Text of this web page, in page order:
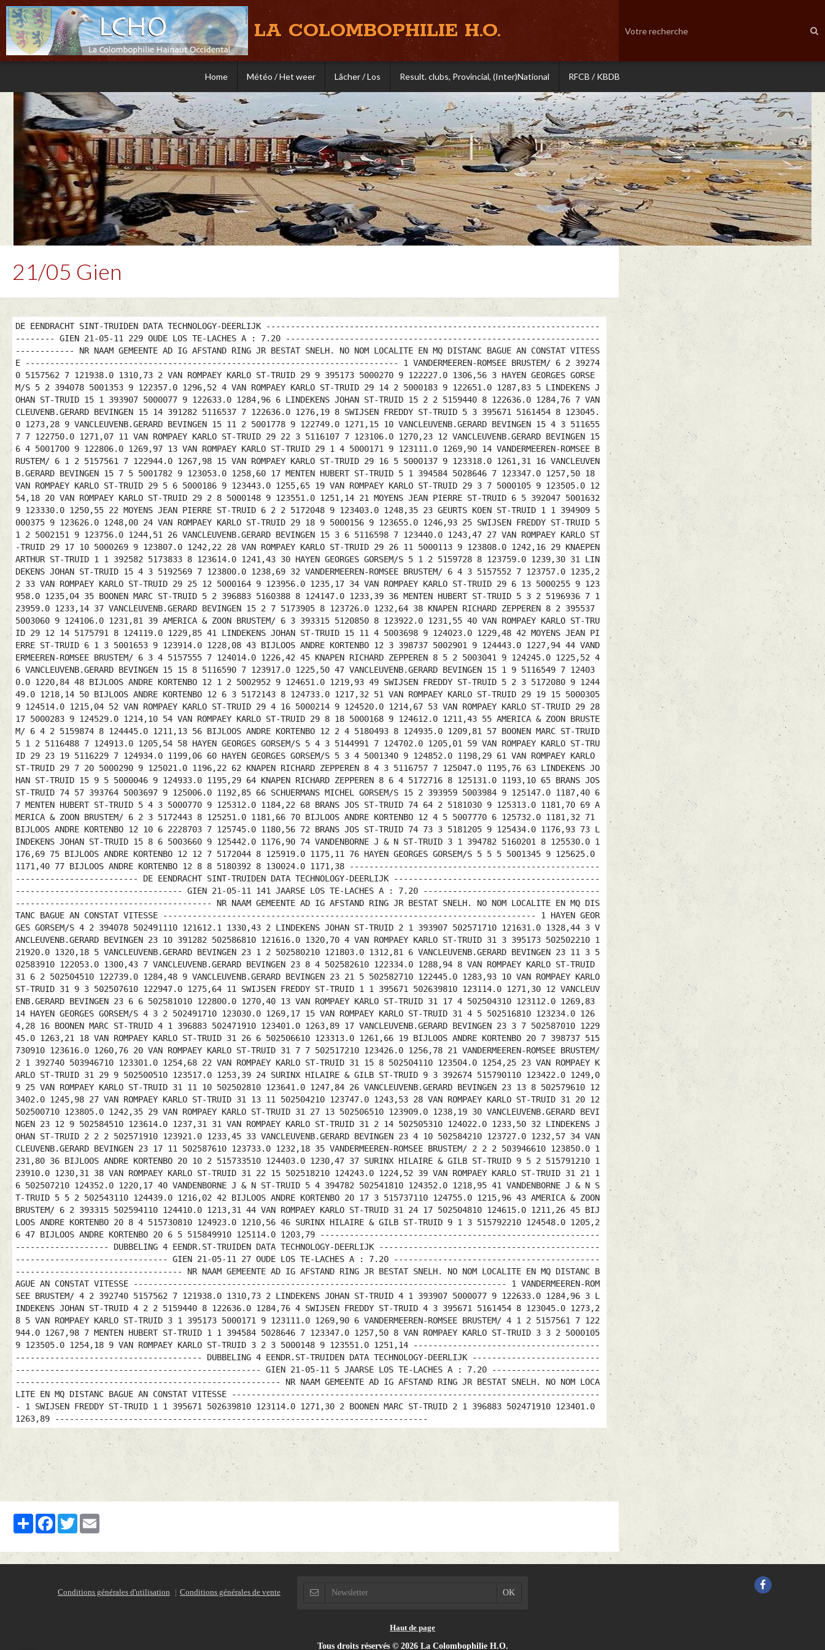
LA COLOMBOPHILIE H.O.
Home Météo / Het weer Lâcher / Los Result. clubs, Provincial, (Inter)National RFCB / KBDB
21/05 Gien
DE EENDRACHT SINT-TRUIDEN DATA TECHNOLOGY-DEERLIJK ---------------------------------------------------------------------------- GIEN 21-05-11 229 OUDE LOS TE-LACHES A : 7.20 ---------------------------------------------------------------------------- NR NAAM GEMEENTE AD IG AFSTAND RING JR BESTAT SNELH. NO NOM LOCALITE EN MQ DISTANC BAGUE AN CONSTAT VITESSE ---------------------------------------------------------------------------- 1 VANDERMEEREN-ROMSEE BRUSTEM/ 6 2 392740 5157562 7 121938.0 1310,73 2 VAN ROMPAEY KARLO ST-TRUID 29 9 395173 5000270 9 122227.0 1306,56 3 HAYEN GEORGES GORSEM/S 5 2 394078 5001353 9 122357.0 1296,52 4 VAN ROMPAEY KARLO ST-TRUID 29 14 2 5000183 9 122651.0 1287,83 5 LINDEKENS JOHAN ST-TRUID 15 1 393907 5000077 9 122633.0 1284,96 6 LINDEKENS JOHAN ST-TRUID 15 2 2 5159440 8 122636.0 1284,76 7 VANCLEUVENB.GERARD BEVINGEN 15 14 391282 5116537 7 122636.0 1276,19 8 SWIJSEN FREDDY ST-TRUID 5 3 395671 5161454 8 123045.0 1273,28 9 VANCLEUVENB.GERARD BEVINGEN 15 11 2 5001778 9 122749.0 1271,15 10 VANCLEUVENB.GERARD BEVINGEN 15 4 3 5116557 7 122750.0 1271,07 11 VAN ROMPAEY KARLO ST-TRUID 29 22 3 5116107 7 123106.0 1270,23 12 VANCLEUVENB.GERARD BEVINGEN 15 6 4 5001700 9 122806.0 1269,97 13 VAN ROMPAEY KARLO ST-TRUID 29 1 4 5000171 9 123111.0 1269,90 14 VANDERMEEREN-ROMSEE BRUSTEM/ 6 1 2 5157561 7 122944.0 1267,98 15 VAN ROMPAEY KARLO ST-TRUID 29 16 5 5000137 9 123318.0 1261,31 16 VANCLEUVENB.GERARD BEVINGEN 15 7 5 5001782 9 123053.0 1258,60 17 MENTEN HUBERT ST-TRUID 5 1 394584 5028646 7 123347.0 1257,50 18 VAN ROMPAEY KARLO ST-TRUID 29 5 6 5000186 9 123443.0 1255,65 19 VAN ROMPAEY KARLO ST-TRUID 29 3 7 5000105 9 123505.0 1254,18 20 VAN ROMPAEY KARLO ST-TRUID 29 2 8 5000148 9 123551.0 1251,14 21 MOYENS JEAN PIERRE ST-TRUID 6 5 392047 5001632 9 123330.0 1250,55 22 MOYENS JEAN PIERRE ST-TRUID 6 2 2 5172048 9 123403.0 1248,35 23 GEURTS KOEN ST-TRUID 1 1 394909 5000375 9 123626.0 1248,00 24 VAN ROMPAEY KARLO ST-TRUID 29 18 9 5000156 9 123655.0 1246,93 25 SWIJSEN FREDDY ST-TRUID 5 1 2 5002151 9 123756.0 1244,51 26 VANCLEUVENB.GERARD BEVINGEN 15 3 6 5116598 7 123440.0 1243,47 27 VAN ROMPAEY KARLO ST-TRUID 29 17 10 5000269 9 123807.0 1242,22 28 VAN ROMPAEY KARLO ST-TRUID 29 26 11 5000113 9 123808.0 1242,16 29 KNAEPEN ARTHUR ST-TRUID 1 1 392582 5173833 8 123614.0 1241,43 30 HAYEN GEORGES GORSEM/S 5 1 2 5159728 8 123759.0 1239,30 31 LINDEKENS JOHAN ST-TRUID 15 4 3 5192569 7 123800.0 1238,69 32 VANDERMEEREN-ROMSEE BRUSTEM/ 6 4 3 5157552 7 123757.0 1235,22 33 VAN ROMPAEY KARLO ST-TRUID 29 25 12 5000164 9 123956.0 1235,17 34 VAN ROMPAEY KARLO ST-TRUID 29 6 13 5000255 9 123958.0 1235,04 35 BOONEN MARC ST-TRUID 5 2 396883 5160388 8 124147.0 1233,39 36 MENTEN HUBERT ST-TRUID 5 3 2 5196936 7 123959.0 1233,14 37 VANCLEUVENB.GERARD BEVINGEN 15 2 7 5173905 8 123726.0 1232,64 38 KNAPEN RICHARD ZEPPEREN 8 2 395537 5003060 9 124106.0 1231,81 39 AMERICA & ZOON BRUSTEM/ 6 3 393315 5120850 8 123922.0 1231,55 40 VAN ROMPAEY KARLO ST-TRUID 29 12 14 5175791 8 124119.0 1229,85 41 LINDEKENS JOHAN ST-TRUID 15 11 4 5003698 9 124023.0 1229,48 42 MOYENS JEAN PIERRE ST-TRUID 6 1 3 5001653 9 123914.0 1228,08 43 BIJLOOS ANDRE KORTENBO 12 3 398737 5002901 9 124443.0 1227,94 44 VANDERMEEREN-ROMSEE BRUSTEM/ 6 3 4 5157555 7 124014.0 1226,42 45 KNAPEN RICHARD ZEPPEREN 8 5 2 5003041 9 124245.0 1225,52 46 VANCLEUVENB.GERARD BEVINGEN 15 15 8 5116590 7 123917.0 1225,50 47 VANCLEUVENB.GERARD BEVINGEN 15 1 9 5116549 7 124030.0 1220,84 48 BIJLOOS ANDRE KORTENBO 12 1 2 5002952 9 124651.0 1219,93 49 SWIJSEN FREDDY ST-TRUID 5 2 3 5172080 9 124449.0 1218,14 50 BIJLOOS ANDRE KORTENBO 12 6 3 5172143 8 124733.0 1217,32 51 VAN ROMPAEY KARLO ST-TRUID 29 19 15 5000305 9 124514.0 1215,04 52 VAN ROMPAEY KARLO ST-TRUID 29 4 16 5000214 9 124520.0 1214,67 53 VAN ROMPAEY KARLO ST-TRUID 29 28 17 5000283 9 124529.0 1214,10 54 VAN ROMPAEY KARLO ST-TRUID 29 8 18 5000168 9 124612.0 1211,43 55 AMERICA & ZOON BRUSTEM/ 6 4 2 5159874 8 124445.0 1211,13 56 BIJLOOS ANDRE KORTENBO 12 2 4 5180493 8 124935.0 1209,81 57 BOONEN MARC ST-TRUID 5 1 2 5116488 7 124913.0 1205,54 58 HAYEN GEORGES GORSEM/S 5 4 3 5144991 7 124702.0 1205,01 59 VAN ROMPAEY KARLO ST-TRUID 29 23 19 5116229 7 124934.0 1199,06 60 HAYEN GEORGES GORSEM/S 5 3 4 5001340 9 124852.0 1198,29 61 VAN ROMPAEY KARLO ST-TRUID 29 7 20 5000290 9 125021.0 1196,22 62 KNAPEN RICHARD ZEPPEREN 8 4 3 5116757 7 125047.0 1195,76 63 LINDEKENS JOHAN ST-TRUID 15 9 5 5000046 9 124933.0 1195,29 64 KNAPEN RICHARD ZEPPEREN 8 6 4 5172716 8 125131.0 1193,10 65 BRANS JOS ST-TRUID 74 57 393764 5003697 9 125006.0 1192,85 66 SCHUERMANS MICHEL GORSEM/S 15 2 393959 5003984 9 125147.0 1187,40 67 MENTEN HUBERT ST-TRUID 5 4 3 5000770 9 125312.0 1184,22 68 BRANS JOS ST-TRUID 74 64 2 5181030 9 125313.0 1181,70 69 AMERICA & ZOON BRUSTEM/ 6 2 3 5172443 8 125251.0 1181,66 70 BIJLOOS ANDRE KORTENBO 12 4 5 5007770 6 125732.0 1181,32 71 BIJLOOS ANDRE KORTENBO 12 10 6 2228703 7 125745.0 1180,56 72 BRANS JOS ST-TRUID 74 73 3 5181205 9 125434.0 1176,93 73 LINDEKENS JOHAN ST-TRUID 15 8 6 5003660 9 125442.0 1176,90 74 VANDENBORNE J & N ST-TRUID 3 1 394782 5160201 8 125530.0 1176,69 75 BIJLOOS ANDRE KORTENBO 12 12 7 5172044 8 125919.0 1175,11 76 HAYEN GEORGES GORSEM/S 5 5 5 5001345 9 125625.0 1171,40 77 BIJLOOS ANDRE KORTENBO 12 8 8 5180392 8 130024.0 1171,38 ---------------------------------------------------------------------------- DE EENDRACHT SINT-TRUIDEN DATA TECHNOLOGY-DEERLIJK ---------------------------------------------------------------------------- GIEN 21-05-11 141 JAARSE LOS TE-LACHES A : 7.20 ---------------------------------------------------------------------------- NR NAAM GEMEENTE AD IG AFSTAND RING JR BESTAT SNELH. NO NOM LOCALITE EN MQ DISTANC BAGUE AN CONSTAT VITESSE ---------------------------------------------------------------------------- 1 HAYEN GEORGES GORSEM/S 4 2 394078 502491110 121612.1 1330,43 2 LINDEKENS JOHAN ST-TRUID 2 1 393907 502571710 121631.0 1328,44 3 VANCLEUVENB.GERARD BEVINGEN 23 10 391282 502586810 121616.0 1320,70 4 VAN ROMPAEY KARLO ST-TRUID 31 3 395173 502502210 121920.0 1320,18 5 VANCLEUVENB.GERARD BEVINGEN 23 1 2 502580210 121803.0 1312,81 6 VANCLEUVENB.GERARD BEVINGEN 23 11 3 502583910 122053.0 1300,43 7 VANCLEUVENB.GERARD BEVINGEN 23 8 4 502582610 122334.0 1288,94 8 VAN ROMPAEY KARLO ST-TRUID 31 6 2 502504510 122739.0 1284,48 9 VANCLEUVENB.GERARD BEVINGEN 23 21 5 502582710 122445.0 1283,93 10 VAN ROMPAEY KARLO ST-TRUID 31 9 3 502507610 122947.0 1275,64 11 SWIJSEN FREDDY ST-TRUID 1 1 395671 502639810 123114.0 1271,30 12 VANCLEUVENB.GERARD BEVINGEN 23 6 6 502581010 122800.0 1270,40 13 VAN ROMPAEY KARLO ST-TRUID 31 17 4 502504310 123112.0 1269,83 14 HAYEN GEORGES GORSEM/S 4 3 2 502491710 123030.0 1269,17 15 VAN ROMPAEY KARLO ST-TRUID 31 4 5 502516810 123234.0 1264,28 16 BOONEN MARC ST-TRUID 4 1 396883 502471910 123401.0 1263,89 17 VANCLEUVENB.GERARD BEVINGEN 23 3 7 502587010 122945.0 1263,21 18 VAN ROMPAEY KARLO ST-TRUID 31 26 6 502506610 123313.0 1261,66 19 BIJLOOS ANDRE KORTENBO 20 7 398737 515730910 123616.0 1260,76 20 VAN ROMPAEY KARLO ST-TRUID 31 7 7 502517210 123426.0 1256,78 21 VANDERMEEREN-ROMSEE BRUSTEM/ 2 1 392740 503946710 123301.0 1254,68 22 VAN ROMPAEY KARLO ST-TRUID 31 15 8 502504110 123504.0 1254,25 23 VAN ROMPAEY KARLO ST-TRUID 31 29 9 502500510 123517.0 1253,39 24 SURINX HILAIRE & GILB ST-TRUID 9 3 392674 515790110 123422.0 1249,09 25 VAN ROMPAEY KARLO ST-TRUID 31 11 10 502502810 123641.0 1247,84 26 VANCLEUVENB.GERARD BEVINGEN 23 13 8 502579610 123402.0 1245,98 27 VAN ROMPAEY KARLO ST-TRUID 31 13 11 502504210 123747.0 1243,53 28 VAN ROMPAEY KARLO ST-TRUID 31 20 12 502500710 123805.0 1242,35 29 VAN ROMPAEY KARLO ST-TRUID 31 27 13 502506510 123909.0 1238,19 30 VANCLEUVENB.GERARD BEVINGEN 23 12 9 502584510 123614.0 1237,31 31 VAN ROMPAEY KARLO ST-TRUID 31 2 14 502505310 124022.0 1233,50 32 LINDEKENS JOHAN ST-TRUID 2 2 2 502571910 123921.0 1233,45 33 VANCLEUVENB.GERARD BEVINGEN 23 4 10 502584210 123727.0 1232,57 34 VANCLEUVENB.GERARD BEVINGEN 23 17 11 502587610 123733.0 1232,18 35 VANDERMEEREN-ROMSEE BRUSTEM/ 2 2 2 503946610 123850.0 1231,80 36 BIJLOOS ANDRE KORTENBO 20 10 2 515733510 124403.0 1230,47 37 SURINX HILAIRE & GILB ST-TRUID 9 5 2 515791210 123910.0 1230,31 38 VAN ROMPAEY KARLO ST-TRUID 31 22 15 502518210 124243.0
PartagerFacebookTwitter
Conditions générales d'utilisation Conditions générales de vente
Haut de page
Tous droits réservés © 2026 La Colombophilie H.O.